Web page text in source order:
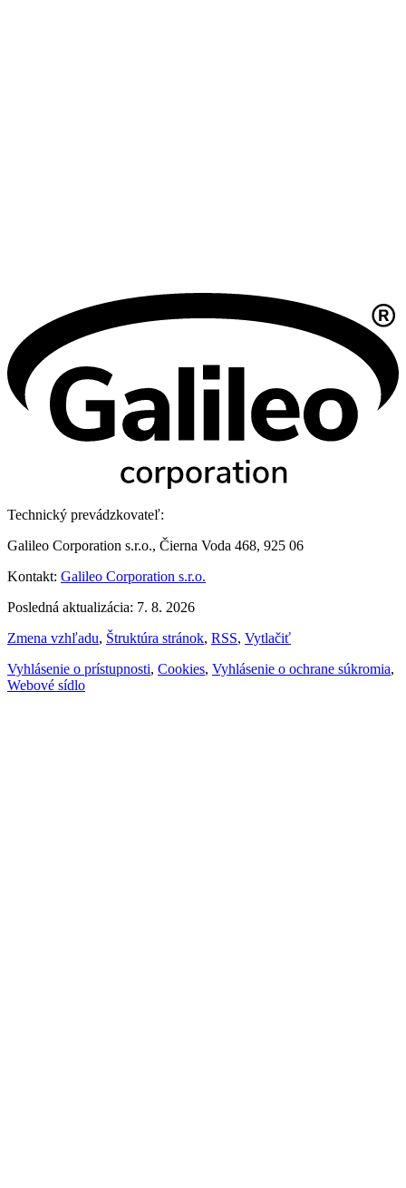
Technický prevádzkovateľ:
Galileo Corporation s.r.o., Čierna Voda 468, 925 06
Kontakt: Galileo Corporation s.r.o.
Posledná aktualizácia: 7. 8. 2026
Zmena vzhľadu, Štruktúra stránok, RSS, Vytlačiť
Vyhlásenie o prístupnosti, Cookies, Vyhlásenie o ochrane súkromia,
Webové sídlo